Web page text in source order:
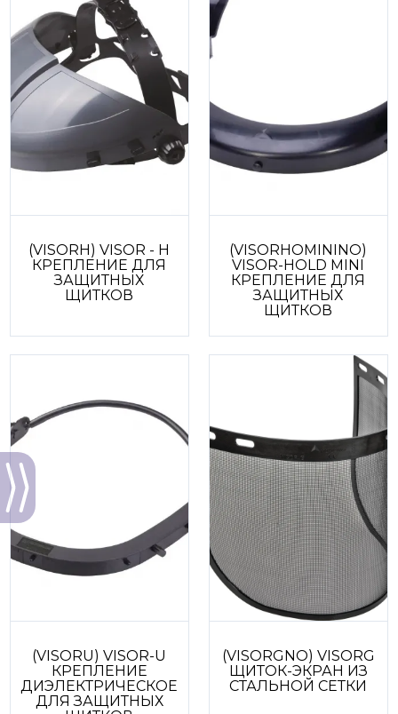
(VISORH) VISOR - H
КРЕПЛЕНИЕ ДЛЯ
ЗАЩИТНЫХ
ЩИТКОВ
(VISORHOMININO)
VISOR-HOLD MINI
КРЕПЛЕНИЕ ДЛЯ
ЗАЩИТНЫХ
ЩИТКОВ
(VISORU) VISOR-U
КРЕПЛЕНИЕ
ДИЭЛЕКТРИЧЕСКОЕ
ДЛЯ ЗАЩИТНЫХ
(VISORGNO) VISORG
ЩИТОК-ЭКРАН ИЗ
СТАЛЬНОЙ СЕТКИ